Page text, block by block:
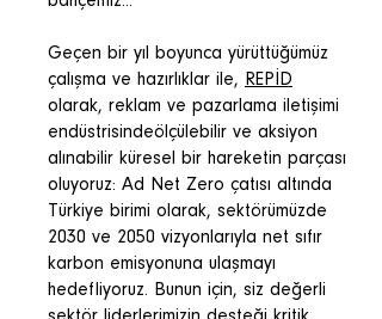
Geçen bir yıl boyunca yürüttüğümüz
çalışma ve hazırlıklar ile, REPİD
olarak, reklam ve pazarlama iletişimi
endüstrisindeölçülebilir ve aksiyon
alınabilir küresel bir hareketin parçası
oluyoruz: Ad Net Zero çatısı altında
Türkiye birimi olarak, sektörümüzde
2030 ve 2050 vizyonlarıyla net sıfır
karbon emisyonuna ulaşmayı
hedefliyoruz. Bunun için, siz değerli